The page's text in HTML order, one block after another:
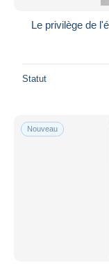
Le privilège de
Statut
Nouveau